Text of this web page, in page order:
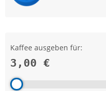
Kaffee ausgeben für:
3,00 €